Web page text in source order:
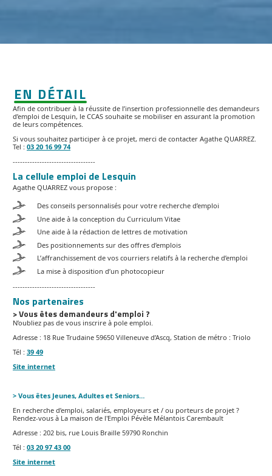
EN DÉTAIL
Afin de contribuer à la réussite de l’insertion professionnelle des demandeurs
d’emploi de Lesquin, le CCAS souhaite se mobiliser en assurant la promotion
de leurs compétences.
Si vous souhaitez participer à ce projet, merci de contacter Agathe QUARREZ.
Tel : 03 20 16 99 74
----------------------------------
La cellule emploi de Lesquin
Agathe QUARREZ vous propose :
Des conseils personnalisés pour votre recherche d’emploi
Une aide à la conception du Curriculum Vitae
Une aide à la rédaction de lettres de motivation
Des positionnements sur des offres d’emplois
L’affranchissement de vos courriers relatifs à la recherche d’emploi
La mise à disposition d’un photocopieur
----------------------------------
Nos partenaires
> Vous êtes demandeurs d'emploi ?
N’oubliez pas de vous inscrire à pole emploi.
Adresse : 18 Rue Trudaine 59650 Villeneuve d’Ascq, Station de métro : Triolo
Tél : 39 49
Site internet
> Vous êtes Jeunes, Adultes et Seniors…
En recherche d’emploi, salariés, employeurs et / ou porteurs de projet ?
Rendez-vous à La maison de l'Emploi Pévèle Mélantois Carembault
Adresse : 202 bis, rue Louis Braille 59790 Ronchin
Tél : 03 20 97 43 00
Site internet